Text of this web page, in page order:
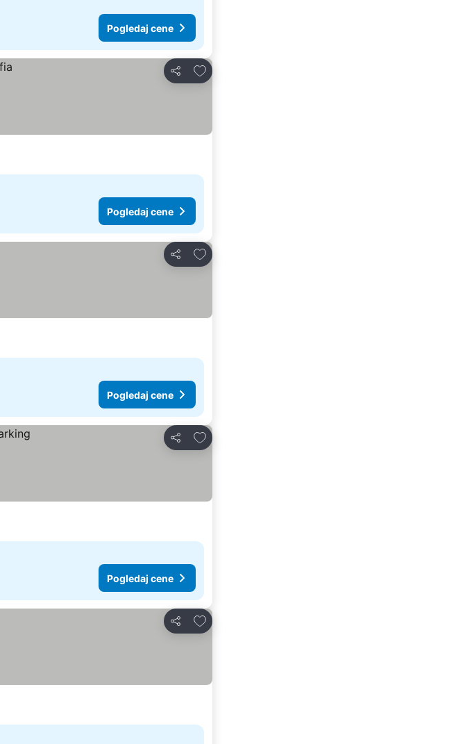
Pogledaj cene
Deli
Dodati u favorite
Pogledaj cene
Deli
Dodati u favorite
Pogledaj cene
Deli
Dodati u favorite
Pogledaj cene
Deli
Dodati u favorite